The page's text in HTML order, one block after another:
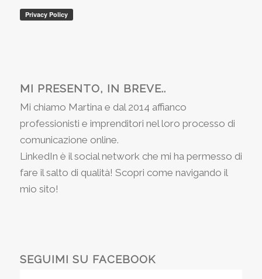
MI PRESENTO, IN BREVE..
Mi chiamo Martina e dal 2014 affianco
professionisti e imprenditori nel loro processo di
comunicazione online.
LinkedIn è il social network che mi ha permesso di
fare il salto di qualità! Scopri come navigando il
mio sito!
SEGUIMI SU FACEBOOK